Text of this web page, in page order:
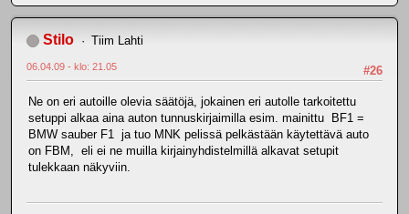
Stilo Tiim Lahti
#26
06.04.09 - klo: 21.05
Ne on eri autoille olevia säätöjä, jokainen eri autolle tarkoitettu
setuppi alkaa aina auton tunnuskirjaimilla esim. mainittu BF1 =
BMW sauber F1 ja tuo MNK pelissä pelkästään käytettävä auto
on FBM, eli ei ne muilla kirjainyhdistelmillä alkavat setupit
tulekkaan näkyviin.